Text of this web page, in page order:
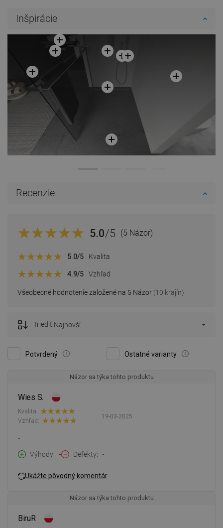
Inšpirácie
Recenzie
5.0/5 (5 Názor)
Všeobecné hodnotenie založené na 5 Názor (10 krajín)
5.0/5 Kvalita
4.9/5 Vzhľad
Potvrdený Ostatné varianty
Triediť:Najnovší
Názor sa týka tohto produktu
Wies S.
19-03-2025
Kvalita:
Vzhľad:
-
Výhody
- Defekty -
Ukážte pôvodný komentár
Názor sa týka tohto produktu
BiruR